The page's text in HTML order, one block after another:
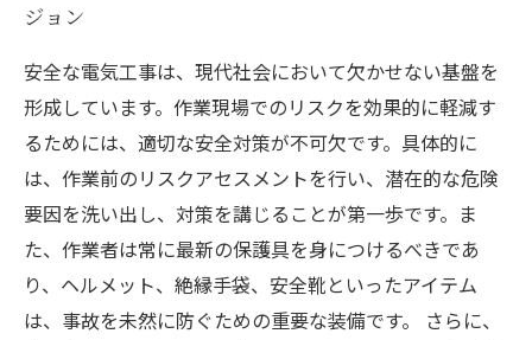
ジョン
安全な電気工事は、現代社会において欠かせない基盤を
形成しています。作業現場でのリスクを効果的に軽減す
るためには、適切な安全対策が不可欠です。具体的に
は、作業前のリスクアセスメントを行い、潜在的な危険
要因を洗い出し、対策を講じることが第一歩です。ま
た、作業者は常に最新の保護具を身につけるべきであ
り、ヘルメット、絶縁手袋、安全靴といったアイテム
は、事故を未然に防ぐための重要な装備です。 さらに、